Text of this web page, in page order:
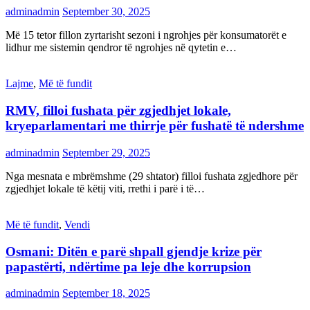
adminadmin September 30, 2025
Më 15 tetor fillon zyrtarisht sezoni i ngrohjes për konsumatorët e
lidhur me sistemin qendror të ngrohjes në qytetin e…
Lajme, Më të fundit
RMV, filloi fushata për zgjedhjet lokale,
kryeparlamentari me thirrje për fushatë të ndershme
adminadmin September 29, 2025
Nga mesnata e mbrëmshme (29 shtator) filloi fushata zgjedhore për
zgjedhjet lokale të këtij viti, rrethi i parë i të…
Më të fundit, Vendi
Osmani: Ditën e parë shpall gjendje krize për
papastërti, ndërtime pa leje dhe korrupsion
adminadmin September 18, 2025